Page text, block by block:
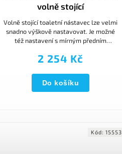
volně stojící
2 254 Kč
Do košíku
Volně stojící toaletní nástavec lze velmi
snadno výškově nastavovat. Je možné
též nastavení s mírným předním
vstávání a snižuje tlak na kyčelní...
Kód: 15553